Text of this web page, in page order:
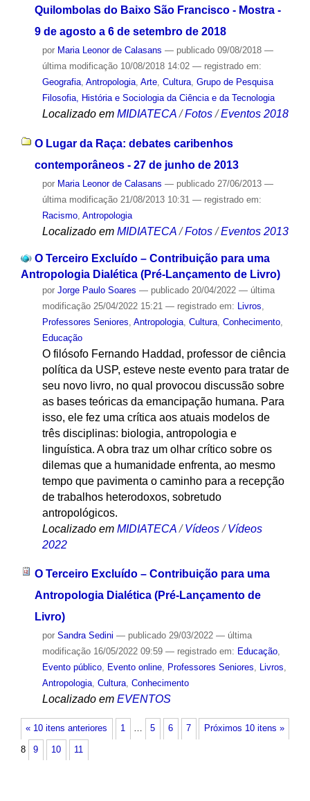
Quilombolas do Baixo São Francisco - Mostra -
9 de agosto a 6 de setembro de 2018
por Maria Leonor de Calasans — publicado09/08/2018 —
última modificação10/08/2018 14:02 — registrado em:
Geografia, Antropologia, Arte, Cultura, Grupo de Pesquisa
Filosofia, História e Sociologia da Ciência e da Tecnologia
Localizado em MIDIATECA /Fotos /Eventos 2018
O Lugar da Raça: debates caribenhos
contemporâneos - 27 de junho de 2013
por Maria Leonor de Calasans — publicado27/06/2013 —
última modificação21/08/2013 10:31 — registrado em:
Racismo, Antropologia
Localizado em MIDIATECA /Fotos /Eventos 2013
O Terceiro Excluído – Contribuição para uma
Antropologia Dialética (Pré-Lançamento de Livro)
por Jorge Paulo Soares — publicado20/04/2022 — última
modificação25/04/2022 15:21 — registrado em: Livros
Professores Seniores Antropologia, Cultura, Conhecimento,
Educação
O filósofo Fernando Haddad, professor de ciência
política da USP, esteve neste evento para tratar de
seu novo livro, no qual provocou discussão sobre
as bases teóricas da emancipação humana. Para
isso, ele fez uma crítica aos atuais modelos de
três disciplinas: biologia, antropologia e
linguística. A obra traz um olhar crítico sobre os
dilemas que a humanidade enfrenta, ao mesmo
tempo que pavimenta o caminho para a recepção
de trabalhos heterodoxos, sobretudo
antropológicos.
Localizado em MIDIATECA /Vídeos /Vídeos
2022
O Terceiro Excluído – Contribuição para uma
Antropologia Dialética (Pré-Lançamento de
Livro)
por Sandra Sedini — publicado29/03/2022 — última
modificação16/05/2022 09:59 — registrado em: Educação,
Evento público, Evento online, Professores Seniores, Livros,
Antropologia, Cultura, Conhecimento
Localizado em EVENTOS
« 10 itens anteriores Próximos 10 itens »
1 … 5 6 7
8 9 10 11